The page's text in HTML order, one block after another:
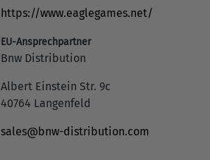
https://www.eaglegames.net/
EU-Ansprechpartner
Bnw Distribution
Albert Einstein Str. 9c
40764 Langenfeld
sales@bnw-distribution.com